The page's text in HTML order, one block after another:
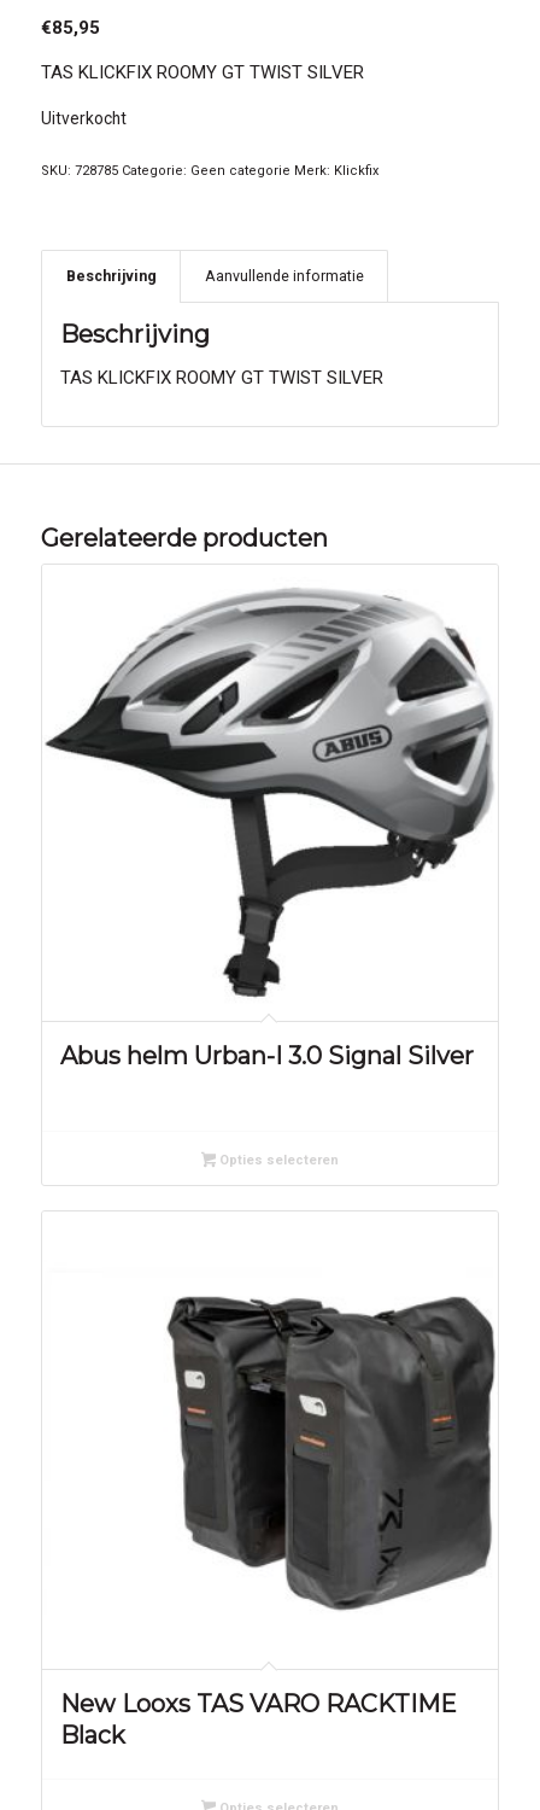
€85,95
TAS KLICKFIX ROOMY GT TWIST SILVER
Uitverkocht
SKU: 728785 Categorie: Geen categorie Merk: Klickfix
Beschrijving Aanvullende informatie
Beschrijving
TAS KLICKFIX ROOMY GT TWIST SILVER
Gerelateerde producten
Abus helm Urban-I 3.0 Signal Silver
Opties selecteren
New Looxs TAS VARO RACKTIME
Black